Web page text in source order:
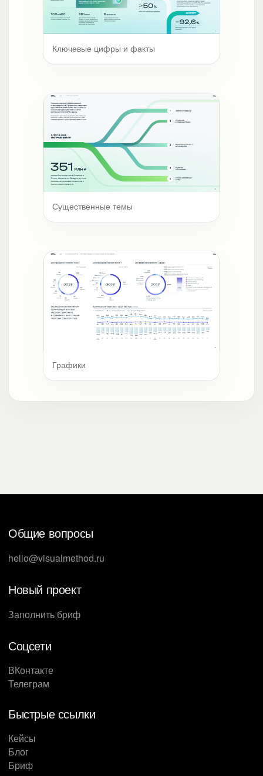
Ключевые цифры и факты
Существенные темы
Графики
Общие вопросы
hello@visualmethod.ru
Новый проект
Заполнить бриф
Соцсети
ВКонтакте
Телеграм
Быстрые ссылки
Кейсы
Блог
Бриф